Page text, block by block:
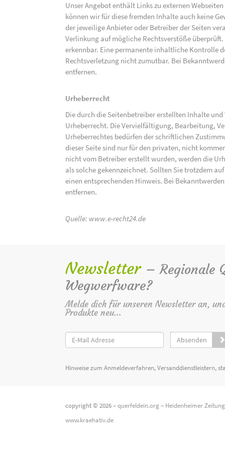
Unser Angebot enthält Links zu externen
können wir für diese fremden Inhalte auch keine
der jeweilige Anbieter oder Betreiber der Seiten
Verlinkung auf mögliche Rechtsverstöße
erkennbar. Eine permanente inhaltliche Kontrolle
Rechtsverletzung nicht zumutbar. Bei
entfernen.
Urheberrecht
Die durch die Seitenbetreiber erstellten Inhalte
Urheberrecht. Die Vervielfältigung, Bearbeitung,
Urheberrechtes bedürfen der schriftlichen
dieser Seite sind nur für den privaten, nicht
nicht vom Betreiber erstellt wurden, werden die
als solche gekennzeichnet. Sollten Sie trotzdem
einen entsprechenden Hinweis. Bei
entfernen.
Quelle: www.e-recht24.de
Newsletter – Regionale
Wegwerfware?
Melde dich für unseren Newsletter an,
Produkte neu...
Absenden
Hinweise zum Anmeldeverfahren, Versanddienstleistern,
copyright © 2026 –querfeldein.org– Heidenheimer
www.kraehativ.de